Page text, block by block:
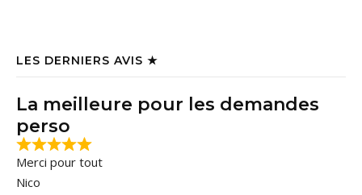
LES DERNIERS AVIS ★
La meilleure pour les demandes
perso
Merci pour tout
Nico